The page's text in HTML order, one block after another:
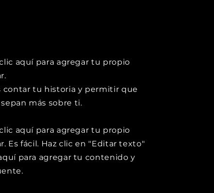
aquí para agregar tu propio
contar tu historia y permitir que
más sobre ti.
aquí para agregar tu propio
Es fácil. Haz clic en "Editar texto"
para agregar tu contenido y